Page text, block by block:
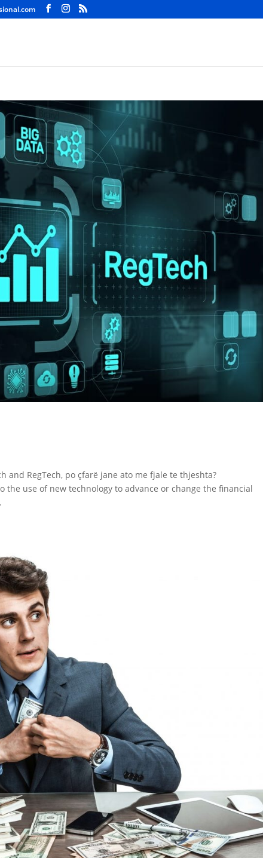
and RegTech, po çfarë jane ato me fjale te thjeshta?
the use of new technology to advance or change the financial